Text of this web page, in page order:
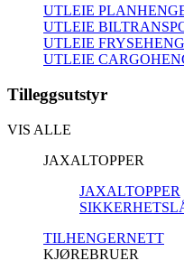
UTLEIE
UTLEIE
UTLEIE
UTLEIE
Tilleggsutstyr
VIS ALLE
JAXALTOPPER
JAXALTOPPER
TILHENGERNETT
KJØREBRUER